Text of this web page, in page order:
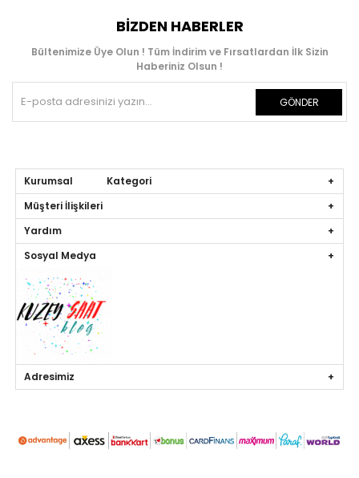
BIZDEN HABERLER
Bültenimize Üye Olun ! Tüm İndirim ve Fırsatlardan İlk Sizin
Haberiniz Olsun !
GÖNDER
Kurumsal Kategori
Müşteri İlişkileri
Yardım
Sosyal Medya
Adresimiz